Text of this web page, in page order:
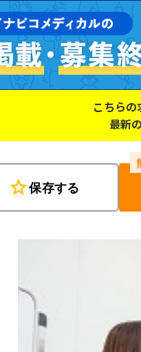
こちらの
最新
star保存する